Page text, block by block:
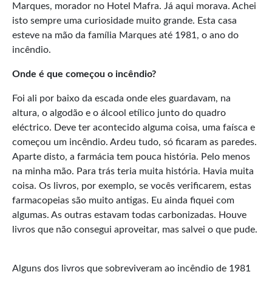
Marques, morador no Hotel Mafra. Já aqui morava. Achei
isto sempre uma curiosidade muito grande. Esta casa
esteve na mão da família Marques até 1981, o ano do
incêndio.
Onde é que começou o incêndio?
Foi ali por baixo da escada onde eles guardavam, na
altura, o algodão e o álcool etílico junto do quadro
eléctrico. Deve ter acontecido alguma coisa, uma faísca e
começou um incêndio. Ardeu tudo, só ficaram as paredes.
Aparte disto, a farmácia tem pouca história. Pelo menos
na minha mão. Para trás teria muita história. Havia muita
coisa. Os livros, por exemplo, se vocês verificarem, estas
farmacopeias são muito antigas. Eu ainda fiquei com
algumas. As outras estavam todas carbonizadas. Houve
livros que não consegui aproveitar, mas salvei o que pude.
Alguns dos livros que sobreviveram ao incêndio de 1981